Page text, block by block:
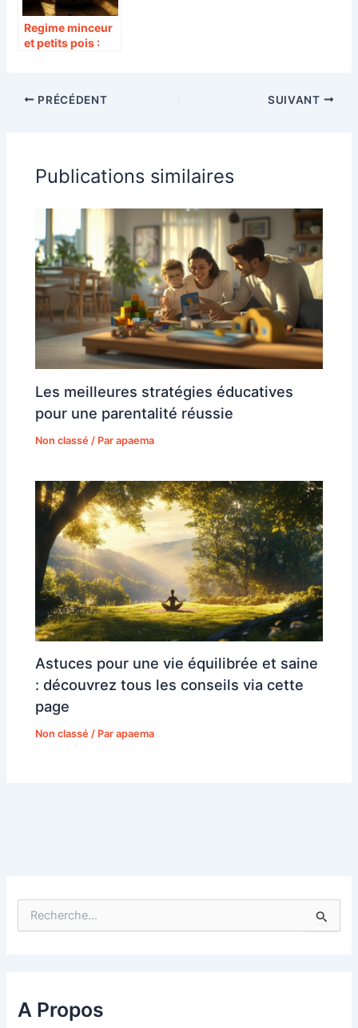
Regime minceur
et petits pois :
tout en perdant
PRÉCÉDENT SUIVANT
Publications similaires
Les meilleures stratégies éducatives
pour une parentalité réussie
Non classé / Parapaema
Astuces pour une vie équilibrée et saine
: découvrez tous les conseils via cette
page
Non classé / Parapaema
c
h
A Propos